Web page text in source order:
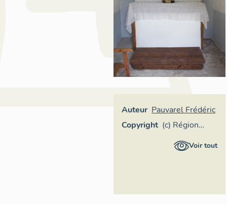
Auteur Pauvarel Frédéric
Copyright (c) Région
Provence-Voir tout